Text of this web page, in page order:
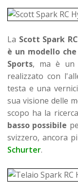
La Scott Spark
è un modello
Sports, ma è un
realizzato con
testa e una
sua visione delle
scopo ha la
basso possibile
svizzero, ancora
Schurter.